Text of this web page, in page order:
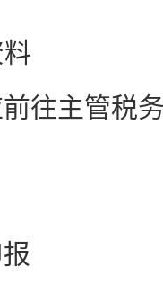
往主管税